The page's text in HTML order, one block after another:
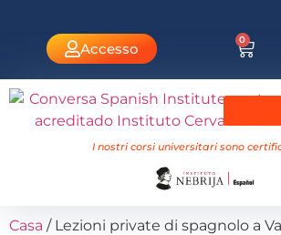
Accesso
0
I nostri corsi universitari sono
Casa / Lezioni private di spagnolo a